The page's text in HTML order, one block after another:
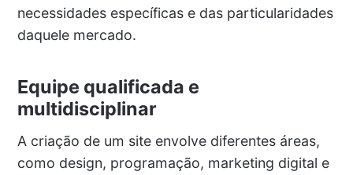
necessidades específicas e das particularidades
daquele mercado.
Equipe qualificada e
multidisciplinar
A criação de um site envolve diferentes áreas,
como design, programação, marketing digital e